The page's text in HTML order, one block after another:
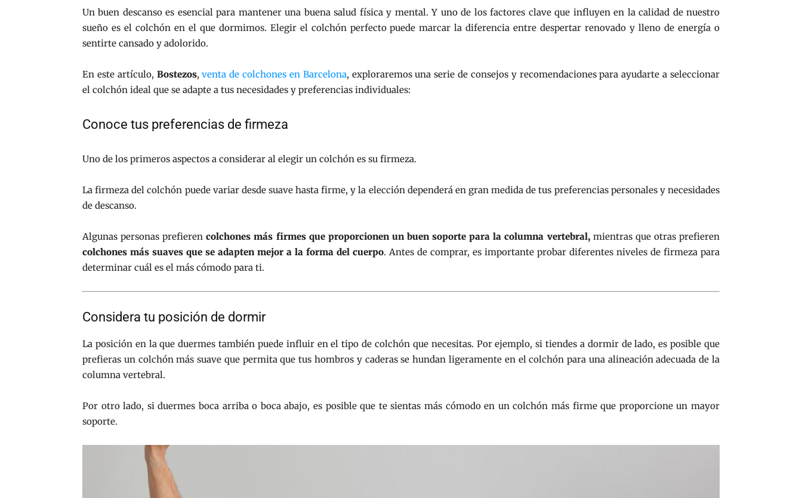
Un buen descanso es esencial para mantener una buena salud física y mental. Y uno de los factores clave que influyen en la calidad de nuestro
sueño es el colchón en el que dormimos. Elegir el colchón perfecto puede marcar la diferencia entre despertar renovado y lleno de energía o
sentirte cansado y adolorido.
En este artículo, Bostezos,venta de colchones en Barcelona, exploraremos una serie de consejos y recomendaciones para ayudarte a seleccionar
el colchón ideal que se adapte a tus necesidades y preferencias individuales:
Conoce tus preferencias de firmeza
Uno de los primeros aspectos a considerar al elegir un colchón es su firmeza.
La firmeza del colchón puede variar desde suave hasta firme, y la elección dependerá en gran medida de tus preferencias personales y necesidades
de descanso.
Algunas personas prefierencolchones más firmes que proporcionen un buen soporte para la columna vertebral, mientras que otras prefieren
colchones más suaves que se adapten mejor a la forma del cuerpo. Antes de comprar, es importante probar diferentes niveles de firmeza para
determinar cuál es el más cómodo para ti.
Considera tu posición de dormir
La posición en la que duermes también puede influir en el tipo de colchón que necesitas. Por ejemplo, si tiendes a dormir de lado, es posible que
prefieras un colchón más suave que permita que tus hombros y caderas se hundan ligeramente en el colchón para una alineación adecuada de la
columna vertebral.
Por otro lado, si duermes boca arriba o boca abajo, es posible que te sientas más cómodo en un colchón más firme que proporcione un mayor
soporte.